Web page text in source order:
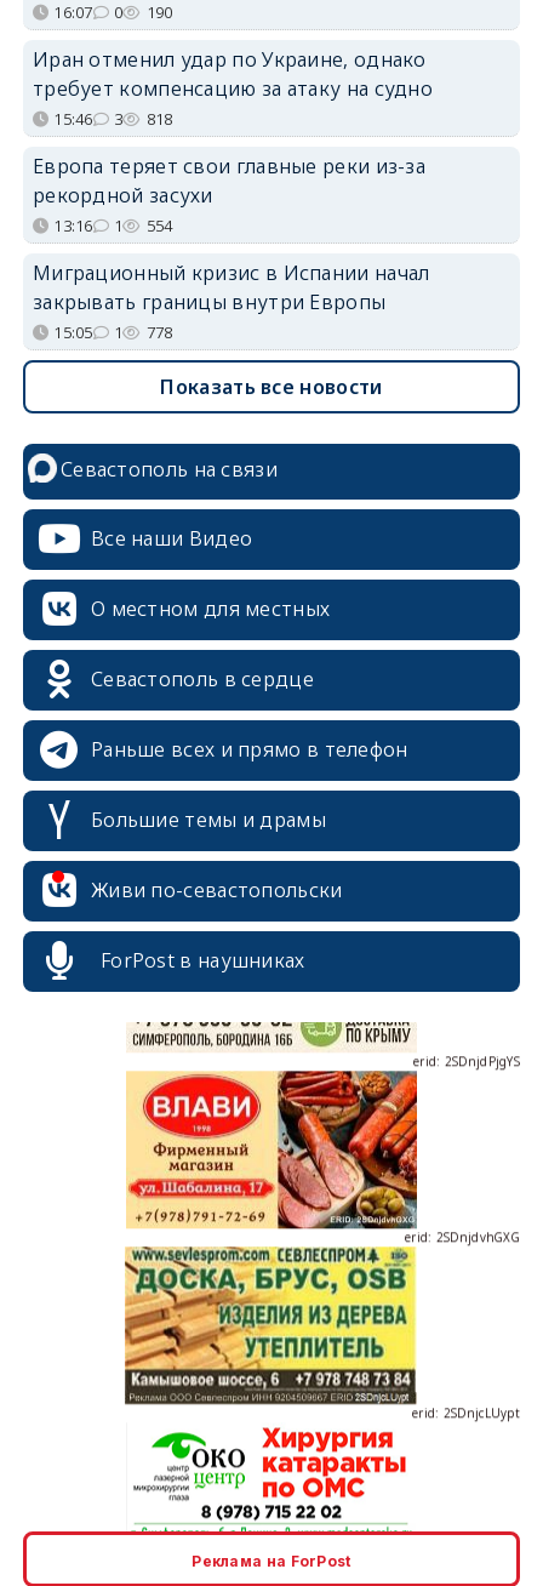
16:07 0 190
Иран отменил удар по Украине, однако
требует компенсацию за атаку на судно
15:46 3 818
Европа теряет свои главные реки из-за
рекордной засухи
13:16 1 554
Миграционный кризис в Испании начал
закрывать границы внутри Европы
15:05 1 778
Показать все новости
Севастополь на связи
Все наши Видео
О местном для местных
Севастополь в сердце
Раньше всех и прямо в телефон
Большие темы и драмы
Живи по-севастопольски
ForPost в наушниках
erid: 2SDnjcrDNw6
erid: 2SDnjdvhGXG
erid: 2SDnjcLUypt
Реклама на ForPost